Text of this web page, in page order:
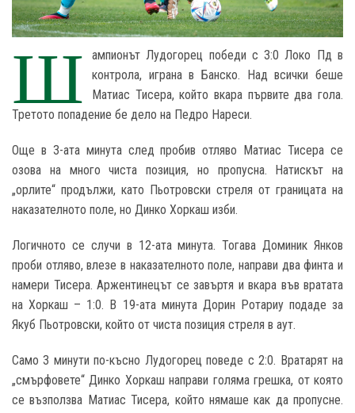
Ш
ампионът Лудогорец победи с 3:0 Локо Пд в
контрола, играна в Банско. Над всички беше
Матиас Тисера, който вкара първите два гола.
Третото попадение бе дело на Педро Нареси.
Още в 3-ата минута след пробив отляво Матиас Тисера се
озова на много чиста позиция, но пропусна. Натискът на
„орлите“ продължи, като Пьотровски стреля от границата на
наказателното поле, но Динко Хоркаш изби.
Логичното се случи в 12-ата минута. Тогава Доминик Янков
проби отляво, влезе в наказателното поле, направи два финта и
намери Тисера. Аржентинецът се завъртя и вкара във вратата
на Хоркаш – 1:0. В 19-ата минута Дорин Ротариу подаде за
Якуб Пьотровски, който от чиста позиция стреля в аут.
Само 3 минути по-късно Лудогорец поведе с 2:0. Вратарят на
„смърфовете“ Динко Хоркаш направи голяма грешка, от която
се възползва Матиас Тисера, който нямаше как да пропусне.